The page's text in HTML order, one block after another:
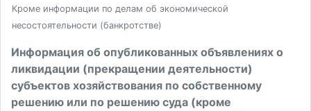
Кроме информации по делам об экономической
несостоятельности (банкротстве)
Информация об опубликованных объявлениях о
ликвидации (прекращении деятельности)
субъектов хозяйствования по собственному
решению или по решению суда (кроме